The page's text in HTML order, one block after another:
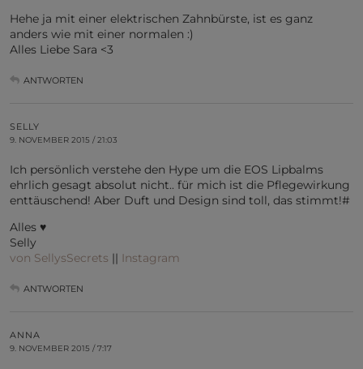
Hehe ja mit einer elektrischen Zahnbürste, ist es ganz
anders wie mit einer normalen :)
Alles Liebe Sara <3
ANTWORTEN
SELLY
9. NOVEMBER 2015 / 21:03
Ich persönlich verstehe den Hype um die EOS Lipbalms
ehrlich gesagt absolut nicht.. für mich ist die Pflegewirkung
enttäuschend! Aber Duft und Design sind toll, das stimmt!#
Alles ♥
Selly
von SellysSecrets || Instagram
ANTWORTEN
ANNA
9. NOVEMBER 2015 / 7:17